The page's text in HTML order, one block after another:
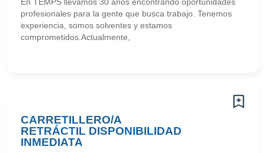
profesionales para la gente que busca trabajo. Tenemos
experiencia, somos solventes y estamos
comprometidos.Actualmente,
CARRETILLERO/A
RETRÁCTIL DISPONIBILIDAD
INMEDIATA